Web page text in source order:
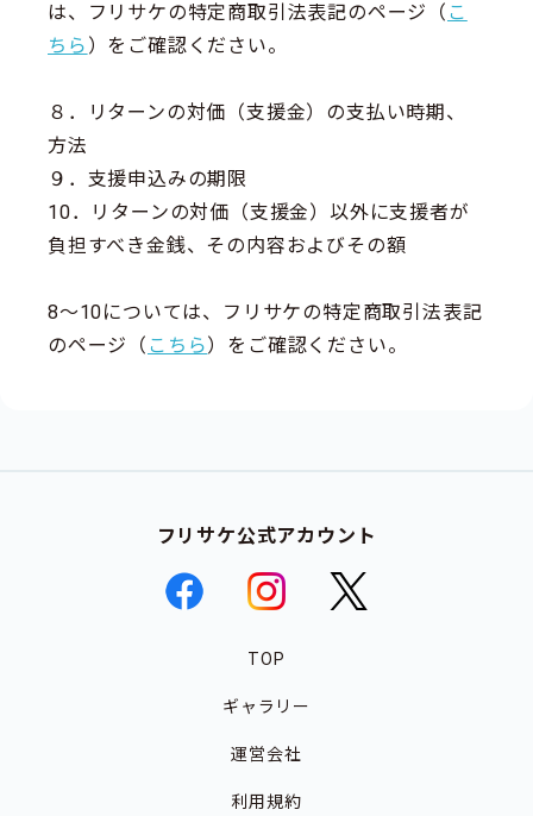
は、フリサケの特定商取引法表記のページ（ こ
ちら ）をご確認ください。
８．リターンの対価（支援金）の支払い時期、
方法
９．支援申込みの期限
10．リターンの対価（支援金）以外に支援者が
負担すべき金銭、その内容およびその額
8～10については、フリサケの特定商取引法表記
のページ（ こちら ）をご確認ください。
フリサケ公式アカウント
TOP
ギャラリー
運営会社
利用規約